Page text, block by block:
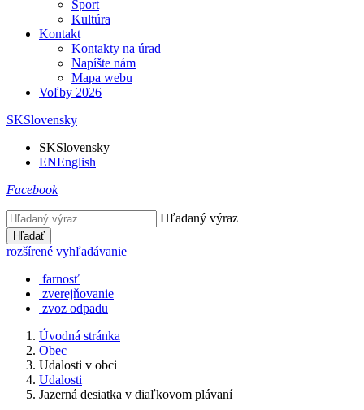
Šport
Kultúra
Kontakt
Kontakty na úrad
Napíšte nám
Mapa webu
Voľby 2026
SKSlovensky
SKSlovensky
ENEnglish
Facebook
Hľadaný výraz
Hľadať
rozšírené vyhľadávanie
farnosť
zverejňovanie
zvoz odpadu
Úvodná stránka
Obec
Udalosti v obci
Udalosti
Jazerná desiatka v diaľkovom plávaní